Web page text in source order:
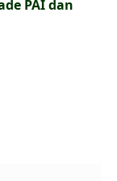
PAI dan